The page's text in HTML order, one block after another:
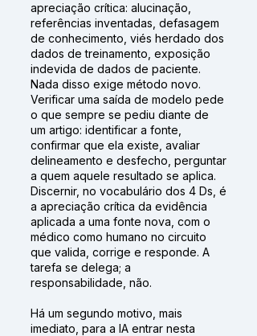
apreciação crítica: alucinação,
referências inventadas, defasagem
de conhecimento, viés herdado dos
dados de treinamento, exposição
indevida de dados de paciente.
Nada disso exige método novo.
Verificar uma saída de modelo pede
o que sempre se pediu diante de
um artigo: identificar a fonte,
confirmar que ela existe, avaliar
delineamento e desfecho, perguntar
a quem aquele resultado se aplica.
Discernir, no vocabulário dos 4 Ds, é
a apreciação crítica da evidência
aplicada a uma fonte nova, com o
médico como humano no circuito
que valida, corrige e responde. A
tarefa se delega; a
responsabilidade, não.
Há um segundo motivo, mais
imediato, para a IA entrar nesta